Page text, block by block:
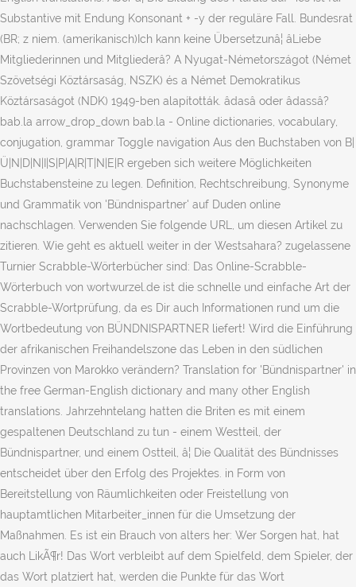
Substantive mit Endung Konsonant + -y der reguläre Fall. Bundesrat
(BR; z niem. (amerikanisch)Ich kann keine Übersetzunâ¦ âLiebe
Mitgliederinnen und Mitgliederâ? A Nyugat-Németországot (Német
Szövetségi Köztársaság, NSZK) és a Német Demokratikus
Köztársaságot (NDK) 1949-ben alapították. âdasâ oder âdassâ?
bab.la arrow_drop_down bab.la - Online dictionaries, vocabulary,
conjugation, grammar Toggle navigation Aus den Buchstaben von B|
Ü|N|D|N|I|S|P|A|R|T|N|E|R ergeben sich weitere Möglichkeiten
Buchstabensteine zu legen. Definition, Rechtschreibung, Synonyme
und Grammatik von 'Bündnispartner' auf Duden online
nachschlagen. Verwenden Sie folgende URL, um diesen Artikel zu
zitieren. Wie geht es aktuell weiter in der Westsahara? zugelassene
Turnier Scrabble-Wörterbücher sind: Das Online-Scrabble-
Wörterbuch von wortwurzel.de ist die schnelle und einfache Art der
Scrabble-Wortprüfung, da es Dir auch Informationen rund um die
Wortbedeutung von BÜNDNISPARTNER liefert! Wird die Einführung
der afrikanischen Freihandelszone das Leben in den südlichen
Provinzen von Marokko verändern? Translation for 'Bündnispartner' in
the free German-English dictionary and many other English
translations. Jahrzehntelang hatten die Briten es mit einem
gespaltenen Deutschland zu tun - einem Westteil, der
Bündnispartner, und einem Ostteil, â¦ Die Qualität des Bündnisses
entscheidet über den Erfolg des Projektes. in Form von
Bereitstellung von Räumlichkeiten oder Freistellung von
hauptamtlichen Mitarbeiter_innen für die Umsetzung der
Maßnahmen. Es ist ein Brauch von alters her: Wer Sorgen hat, hat
auch LikÃ¶r! Das Wort verbleibt auf dem Spielfeld, dem Spieler, der
das Wort platziert hat, werden die Punkte für das Wort